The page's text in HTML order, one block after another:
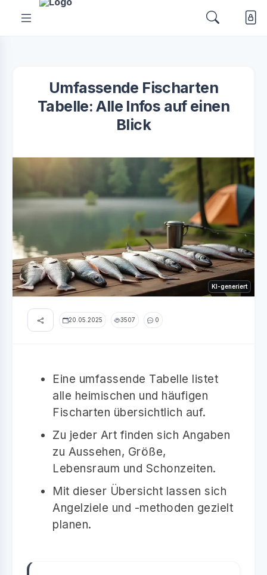
Umfassende Fischarten
Tabelle: Alle Infos auf einen
Blick
KI-generiert
20.05.2025 3507 0
Eine umfassende Tabelle listet
alle heimischen und häufigen
Fischarten übersichtlich auf.
Zu jeder Art finden sich Angaben
zu Aussehen, Größe,
Lebensraum und Schonzeiten.
Mit dieser Übersicht lassen sich
Angelziele und -methoden gezielt
planen.